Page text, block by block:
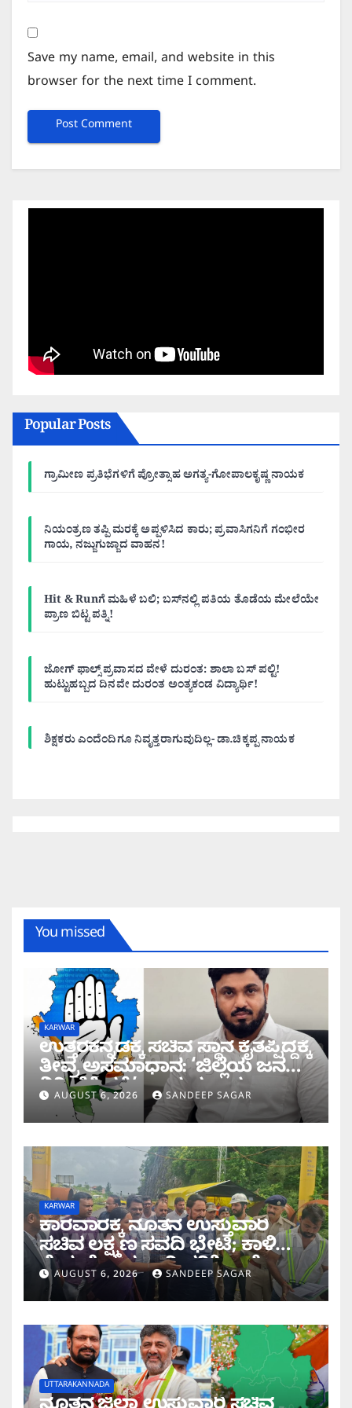
Save my name, email, and website in this
browser for the next time I comment.
Popular Posts
ಗ್ರಾಮೀಣ ಪ್ರತಿಭೆಗಳಿಗೆ ಪ್ರೋತ್ಸಾಹ ಅಗತ್ಯ-ಗೋಪಾಲಕೃಷ್ಣ ನಾಯಕ
ನಿಯಂತ್ರಣ ತಪ್ಪಿ ಮರಕ್ಕೆ ಅಪ್ಪಳಿಸಿದ ಕಾರು; ಪ್ರವಾಸಿಗನಿಗೆ ಗಂಭೀರ
ಗಾಯ, ನಜ್ಜುಗುಜ್ಜಾದ ವಾಹನ!
Hit & Runಗೆ ಮಹಿಳೆ ಬಲಿ; ಬಸ್‌ನಲ್ಲಿ ಪತಿಯ ತೊಡೆಯ ಮೇಲೆಯೇ
ಪ್ರಾಣ ಬಿಟ್ಟ ಪತ್ನಿ!
ಜೋಗ್ ಫಾಲ್ಸ್ ಪ್ರವಾಸದ ವೇಳೆ ದುರಂತ: ಶಾಲಾ ಬಸ್ ಪಲ್ಟಿ!
ಹುಟ್ಟುಹಬ್ಬದ ದಿನವೇ ದುರಂತ ಅಂತ್ಯಕಂಡ ವಿದ್ಯಾರ್ಥಿ!
ಶಿಕ್ಷಕರು ಎಂದೆಂದಿಗೂ ನಿವೃತ್ತರಾಗುವುದಿಲ್ಲ- ಡಾ.ಚಿಕ್ಕಪ್ಪ ನಾಯಕ
You missed
KARWAR
ಉತ್ತರಕನ್ನಡಕ್ಕೆ ಸಚಿವ ಸ್ಥಾನ ಕೈತಪ್ಪಿದ್ದಕ್ಕೆ
ತೀವ್ರ ಅಸಮಾಧಾನ: ‘ಜಿಲ್ಲೆಯ ಜನರ
ನಿರೀಕ್ಷೆಗೆ ಧಕ್ಕೆ’ ಎಂದ ಪ್ರಸಾದ
ಗಾಂವಕರ್
AUGUST 6, 2026 SANDEEP SAGAR
KARWAR
ಕಾರವಾರಕ್ಕೆ ನೂತನ ಉಸ್ತುವಾರಿ
ಸಚಿವ ಲಕ್ಷ್ಮಣ ಸವದಿ ಭೇಟಿ; ಕಾಳಿ
ಸೇತುವೆ ಕಾಮಗಾರಿ ಪರಿಶೀಲನೆ
AUGUST 6, 2026 SANDEEP SAGAR
UTTARAKANNADA